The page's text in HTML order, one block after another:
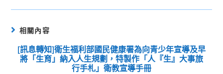
相關內容
[訊息轉知]衛生福利部國民健康署為向青少年宣導及早
將「生育」納入人生規劃，特製作「人『生』大事旅
行手札」衛教宣導手冊